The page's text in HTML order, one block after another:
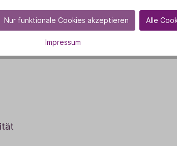
Nur funktionale Cookies akzeptieren Alle
Impressum